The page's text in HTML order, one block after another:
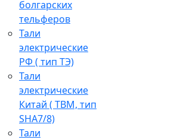
болгарских
тельферов
Тали
электрические
РФ ( тип ТЭ)
Тали
электрические
Китай ( TBM, тип
SHA7/8)
Тали